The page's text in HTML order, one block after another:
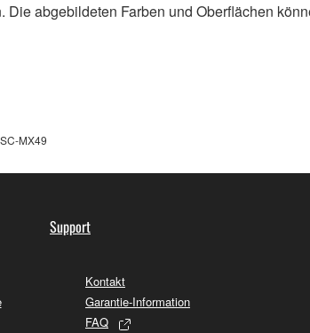
abgebildeten Farben und Oberflächen
SC-MX49
Support
Kontakt
Garantie-Information
FAQ